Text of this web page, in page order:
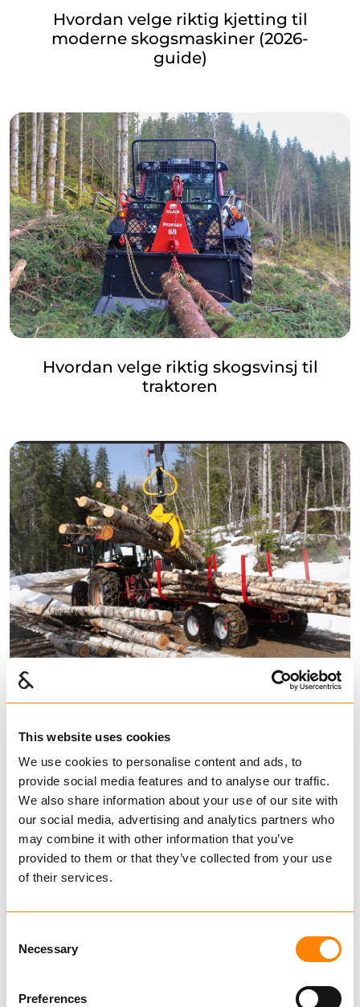
This website uses cookies
We use cookies to personalise content and ads, to
provide social media features and to analyse our traffic.
We also share information about your use of our site with
our social media, advertising and analytics partners who
may combine it with other information that you’ve
provided to them or that they’ve collected from your use
of their services.
Selection
Necessary
Preferences
Hvordan velge riktig kjetting til
moderne skogsmaskiner (2026-
guide)
Hvordan velge riktig skogsvinsj til
traktoren
Hvordan velge riktig tømmerhenger